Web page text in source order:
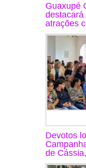
Guaxupé
atrações
Devotos
de